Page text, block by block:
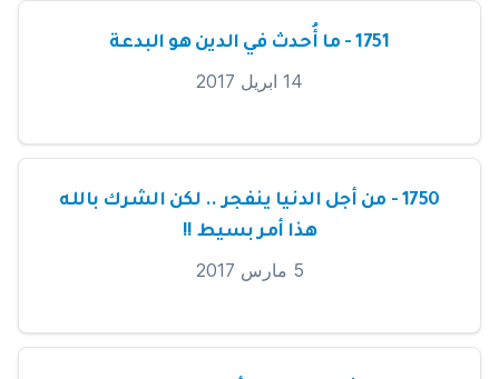
1751 - ما أُحدث في الدين هو البدعة
14 ابريل 2017
1750 - من أجل الدنيا ينفجر .. لكن الشرك بالله
هذا أمر بسيط !!
5 مارس 2017